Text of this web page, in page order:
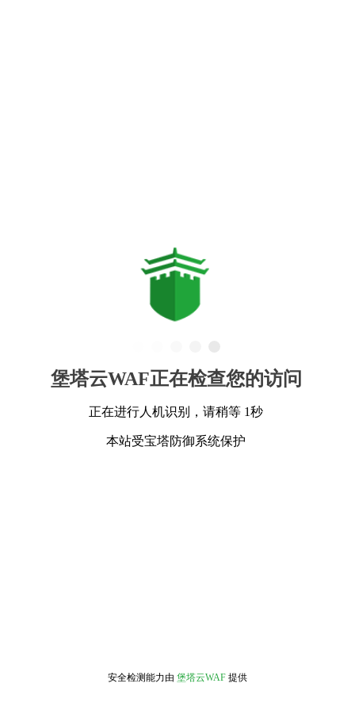
堡塔云WAF正在检查您的访问
正在进行人机识别，请稍等 1秒
本站受宝塔防御系统保护
安全检测能力由 堡塔云WAF 提供